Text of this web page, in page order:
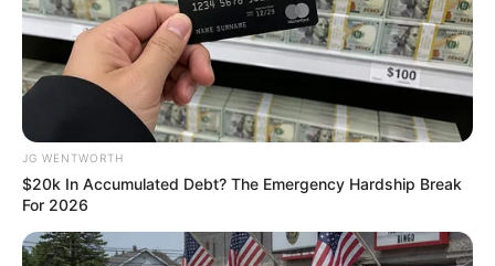
JG WENTWORTH
$20k In Accumulated Debt? The Emergency Hardship Break
For 2026